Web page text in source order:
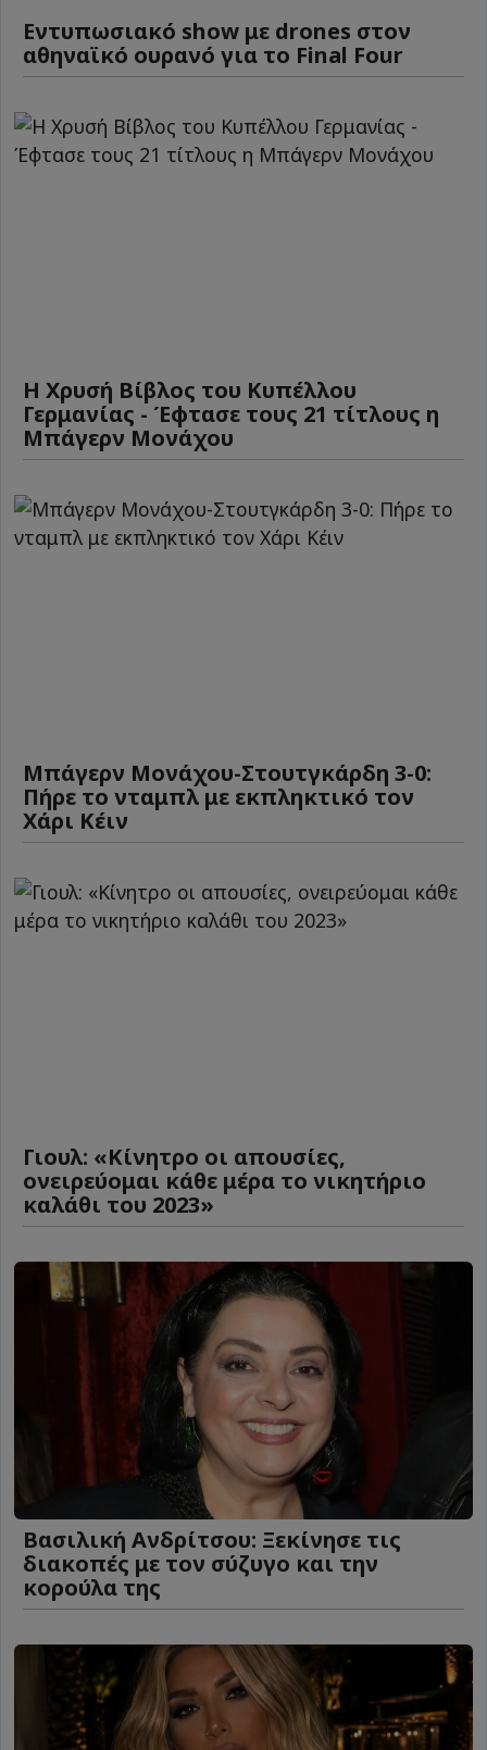
Εντυπωσιακό show με drones στον
αθηναϊκό ουρανό για το Final Four
Η Χρυσή Βίβλος του Κυπέλλου
Γερμανίας - Έφτασε τους 21 τίτλους η
Μπάγερν Μονάχου
Μπάγερν Μονάχου-Στουτγκάρδη 3-0:
Πήρε το νταμπλ με εκπληκτικό τον
Χάρι Κέιν
Γιουλ: «Κίνητρο οι απουσίες,
ονειρεύομαι κάθε μέρα το νικητήριο
καλάθι του 2023»
Βασιλική Ανδρίτσου: Ξεκίνησε τις
διακοπές με τον σύζυγο και την
κορούλα της